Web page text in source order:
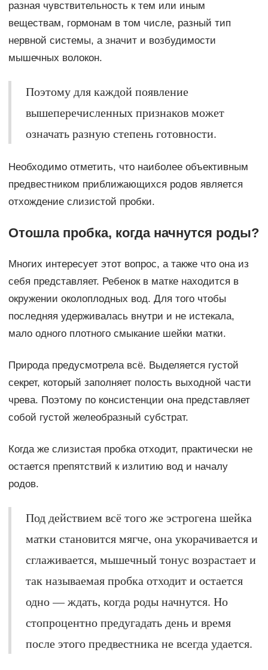
разная чувствительность к тем или иным
веществам, гормонам в том числе, разный тип
нервной системы, а значит и возбудимости
мышечных волокон.
Поэтому для каждой появление
вышеперечисленных признаков может
означать разную степень готовности.
Необходимо отметить, что наиболее объективным
предвестником приближающихся родов является
отхождение слизистой пробки.
Отошла пробка, когда начнутся роды?
Многих интересует этот вопрос, а также что она из
себя представляет. Ребенок в матке находится в
окружении околоплодных вод. Для того чтобы
последняя удерживалась внутри и не истекала,
мало одного плотного смыкание шейки матки.
Природа предусмотрела всё. Выделяется густой
секрет, который заполняет полость выходной части
чрева. Поэтому по консистенции она представляет
собой густой желеобразный субстрат.
Когда же слизистая пробка отходит, практически не
остается препятствий к излитию вод и началу
родов.
Под действием всё того же эстрогена шейка
матки становится мягче, она укорачивается и
сглаживается, мышечный тонус возрастает и
так называемая пробка отходит и остается
одно — ждать, когда роды начнутся. Но
стопроцентно предугадать день и время
после этого предвестника не всегда удается.